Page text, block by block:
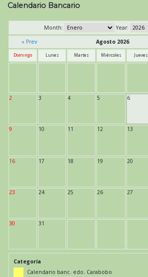
Calendario Bancario
Month:
Year:
« Prev
Agosto 2026
Domingo Lunes Martes Miércoles Jueves
2 3 4 5 6
9 10 11 12 13
16 17 18 19 20
23 24 25 26 27
30 31
Categoría
Calendario banc. edo. Carabobo